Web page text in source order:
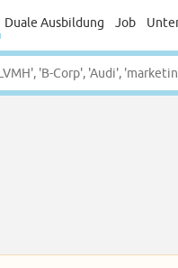
Duale Ausbildung Job